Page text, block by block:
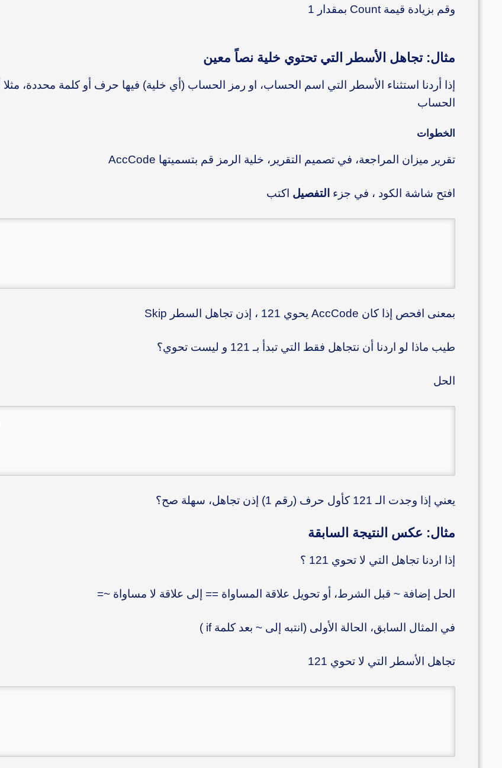
وقم بزيادة قيمة Count بمقدار 1
مثال: تجاهل الأسطر التي تحتوي خلية نصاً معين
الحساب
الخطوات
تقرير ميزان المراجعة، في تصميم التقرير، خلية الرمز قم بتسميتها AccCode
افتح شاشة الكود ، في جزء التفصيل اكتب
بمعنى افحص إذا كان AccCode يحوي 121 ، إذن تجاهل السطر Skip
طيب ماذا لو اردنا أن نتجاهل فقط التي تبدأ بـ 121 و ليست تحوي؟
الحل
يعني إذا وجدت الـ 121 كأول حرف (رقم 1) إذن تجاهل، سهلة صح؟
مثال: عكس النتيجة السابقة
إذا اردنا تجاهل التي لا تحوي 121 ؟
الحل إضافة ~ قبل الشرط، أو تحويل علاقة المساواة == إلى علاقة لا مساواة ~=
في المثال السابق، الحالة الأولى (انتبه إلى ~ بعد كلمة if )
تجاهل الأسطر التي لا تحوي 121